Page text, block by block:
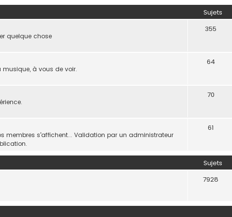
Sujets
quelque chose
355
à vous de voir.
64
70
membres s'affichent... Validation par un administrateur
61
Sujets
7928